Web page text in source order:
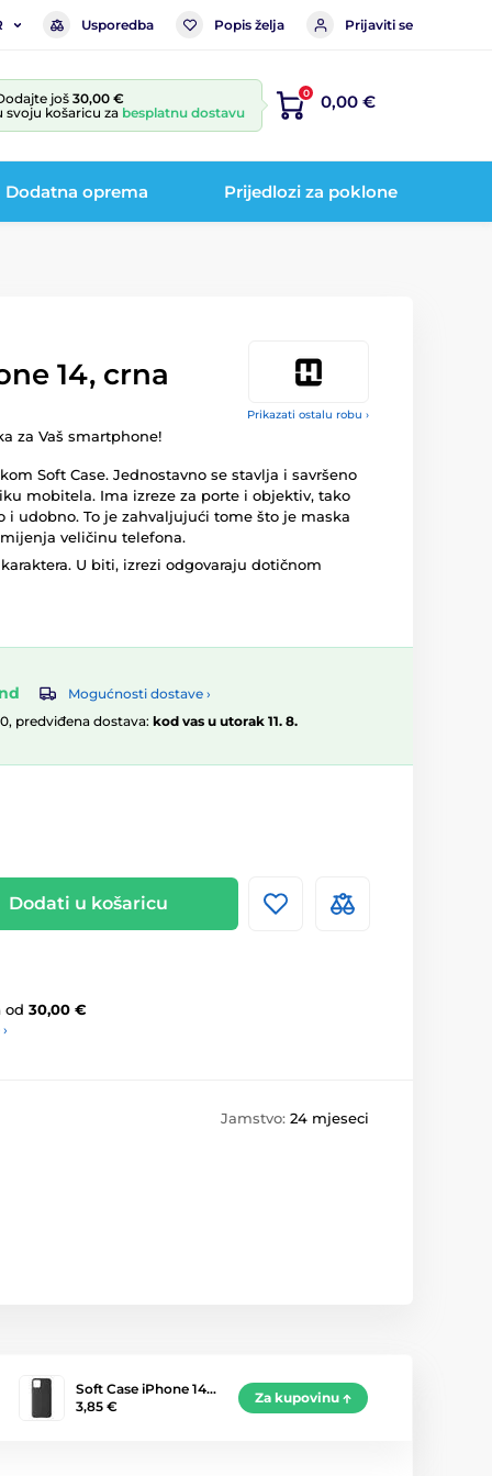
Usporedba Popis želja Prijaviti se
još30,00 €
svoju košaricu za besplatnu dostavu
0 0,00 €
Dodatna oprema Prijedlozi za poklone
Prikazati ostalu robu ›
14, crna
za Vaš smartphone!
Soft Case. Jednostavno se stavlja i savršeno
mobitela. Ima izreze za porte i objektiv, tako
udobno. To je zahvaljujući tome što je maska
veličinu telefona.
U biti, izrezi odgovaraju dotičnom
Mogućnosti dostave ›
predviđena dostava: kod vas u utorak 11. 8.
Dodati u košaricu
od 30,00 €
Jamstvo: 24 mjeseci
Soft Case iPhone 14…
3,85 €
Za kupovinu